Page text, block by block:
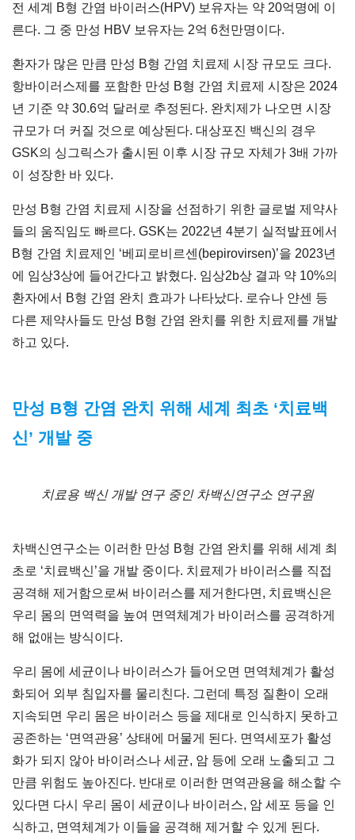
전 세계 B형 간염 바이러스(HPV) 보유자는 약 20억명에 이
른다. 그 중 만성 HBV 보유자는 2억 6천만명이다.
환자가 많은 만큼 만성 B형 간염 치료제 시장 규모도 크다.
항바이러스제를 포함한 만성 B형 간염 치료제 시장은 2024
년 기준 약 30.6억 달러로 추정된다. 완치제가 나오면 시장
규모가 더 커질 것으로 예상된다. 대상포진 백신의 경우
GSK의 싱그릭스가 출시된 이후 시장 규모 자체가 3배 가까
이 성장한 바 있다.
만성 B형 간염 치료제 시장을 선점하기 위한 글로벌 제약사
들의 움직임도 빠르다. GSK는 2022년 4분기 실적발표에서
B형 간염 치료제인 ‘베피로비르센(bepirovirsen)’을 2023년
에 임상3상에 들어간다고 밝혔다. 임상2b상 결과 약 10%의
환자에서 B형 간염 완치 효과가 나타났다. 로슈나 얀센 등
다른 제약사들도 만성 B형 간염 완치를 위한 치료제를 개발
하고 있다.
만성 B형 간염 완치 위해 세계 최초 ‘치료백
신’ 개발 중
치료용 백신 개발 연구 중인 차백신연구소 연구원
차백신연구소는 이러한 만성 B형 간염 완치를 위해 세계 최
초로 ‘치료백신’을 개발 중이다. 치료제가 바이러스를 직접
공격해 제거함으로써 바이러스를 제거한다면, 치료백신은
우리 몸의 면역력을 높여 면역체계가 바이러스를 공격하게
해 없애는 방식이다.
우리 몸에 세균이나 바이러스가 들어오면 면역체계가 활성
화되어 외부 침입자를 물리친다. 그런데 특정 질환이 오래
지속되면 우리 몸은 바이러스 등을 제대로 인식하지 못하고
공존하는 ‘면역관용’ 상태에 머물게 된다. 면역세포가 활성
화가 되지 않아 바이러스나 세균, 암 등에 오래 노출되고 그
만큼 위험도 높아진다. 반대로 이러한 면역관용을 해소할 수
있다면 다시 우리 몸이 세균이나 바이러스, 암 세포 등을 인
식하고, 면역체계가 이들을 공격해 제거할 수 있게 된다.